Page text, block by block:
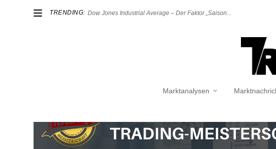
TRENDING: Dow Jones Industrial Average – Der Faktor „Saison...
Marktanalysen